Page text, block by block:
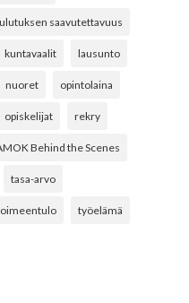
saavutettavuus
kuntavaalit lausunto
nuoret opintolaina
opiskelijat rekry
Behind the Scenes
tasa-arvo
työelämä